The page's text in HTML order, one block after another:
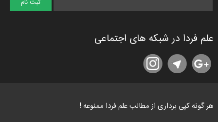
علم فردا در شبکه های اجتماعی
هر گونه کپی برداری از مطالب علم فردا ممنوعه !